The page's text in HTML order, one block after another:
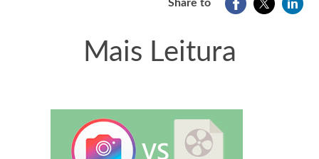
Share to
Mais Leitura